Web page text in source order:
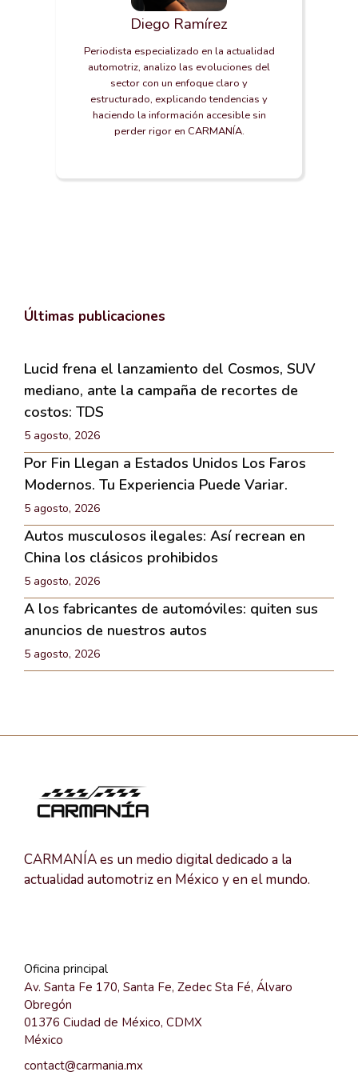
Diego Ramírez
Periodista especializado en la actualidad
automotriz, analizo las evoluciones del
sector con un enfoque claro y
estructurado, explicando tendencias y
haciendo la información accesible sin
perder rigor en CARMANÍA.
Últimas publicaciones
Lucid frena el lanzamiento del Cosmos, SUV
mediano, ante la campaña de recortes de
costos: TDS
5 agosto, 2026
Por Fin Llegan a Estados Unidos Los Faros
Modernos. Tu Experiencia Puede Variar.
5 agosto, 2026
Autos musculosos ilegales: Así recrean en
China los clásicos prohibidos
5 agosto, 2026
A los fabricantes de automóviles: quiten sus
anuncios de nuestros autos
5 agosto, 2026
CARMANÍA es un medio digital dedicado a la
actualidad automotriz en México y en el mundo.
Oficina principal
Av. Santa Fe 170, Santa Fe, Zedec Sta Fé, Álvaro
Obregón
01376 Ciudad de México, CDMX
México
contact@carmania.mx